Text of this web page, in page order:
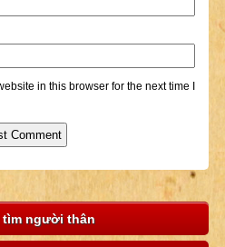
in this browser for the next time I
tìm người thân